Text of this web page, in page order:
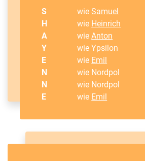
S wieSamuel
H
wie Heinrich
A
wieAnton
Y
wie Ypsilon
E
wie Emil
N
wie Nordpol
N
wie Nordpol
E
wie Emil